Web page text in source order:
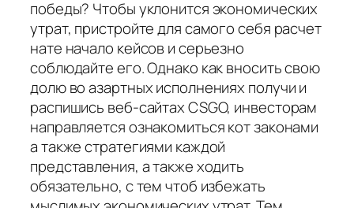
победы? Чтобы уклонится экономических
утрат, пристройте для самого себя расчет
нате начало кейсов и серьезно
соблюдайте его. Однако как вносить свою
долю во азартных исполнениях получи и
распишись веб-сайтах CSGO, инвесторам
направляется ознакомиться кот законами
а также стратегиями каждой
представления, а также ходить
обязательно, с тем чтоб избежать